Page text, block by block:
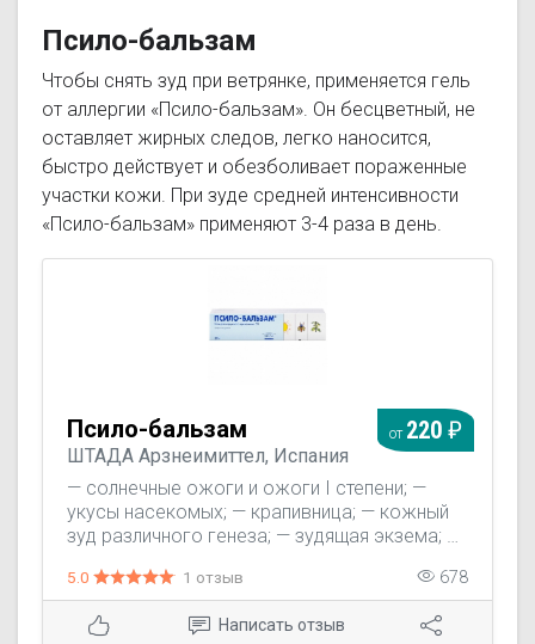
Псило-бальзам
Чтобы снять зуд при ветрянке, применяется гель
от аллергии «Псило-бальзам». Он бесцветный, не
оставляет жирных следов, легко наносится,
быстро действует и обезболивает пораженные
участки кожи. При зуде средней интенсивности
«Псило-бальзам» применяют 3-4 раза в день.
Псило-бальзам
ШТАДА Арзнеимиттел, Испания
— солнечные ожоги и ожоги I степени; —
укусы насекомых; — крапивница; — кожный
зуд различного генеза; — зудящая экзема; —
раздражения кожи (за исключением зуда
при холестазе); — контактные дерматиты,
вызванные соприкосновением с растениями.
от 220
5.0 1 отзыв 678
Написать отзыв